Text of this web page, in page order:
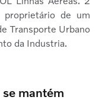
proprietário de um
Transporte Urbano
da Industria.
mantém